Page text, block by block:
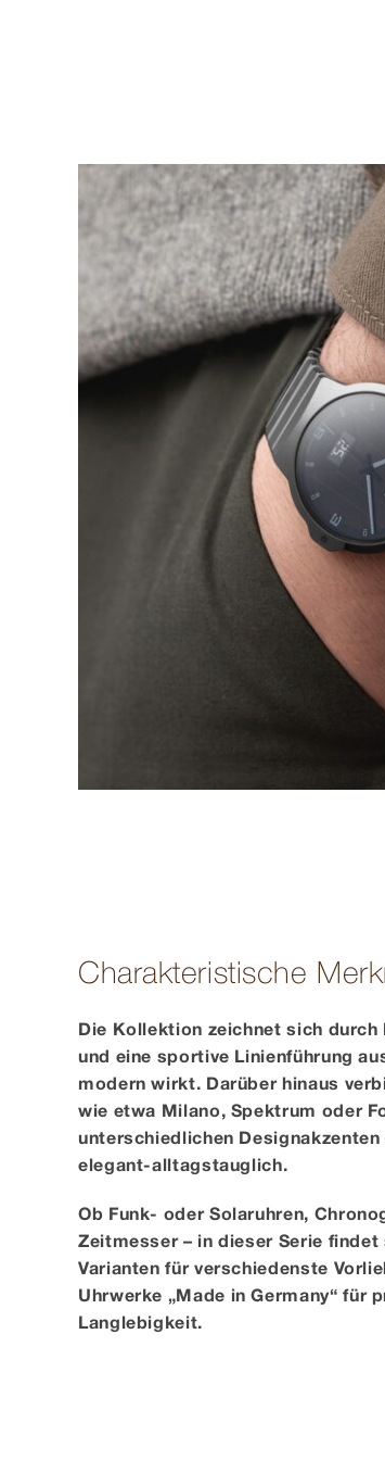
Charakteristische
Die Kollektion zeichnet sich
und eine sportive Linienführung
modern wirkt. Darüber hinaus
wie etwa Milano, Spektrum oder
unterschiedlichen
elegant-alltagstauglich.
Ob Funk- oder Solaruhren,
Zeitmesser – in dieser Serie
Varianten für verschiedenste
Uhrwerke „Made in Germany“ für
Langlebigkeit.